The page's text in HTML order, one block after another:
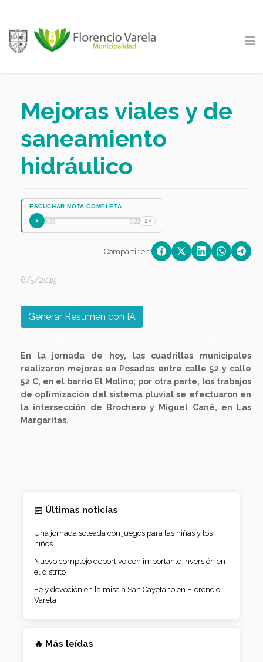
Mejoras viales y de
saneamiento
hidráulico
ESCUCHAR NOTA COMPLETA
0:00 0:22 1×
Compartir en:
6/5/2019
Generar Resumen con IA
En la jornada de hoy, las cuadrillas municipales
realizaron mejoras en Posadas entre calle 52 y calle
52 C, en el barrio El Molino; por otra parte, los trabajos
de optimización del sistema pluvial se efectuaron en
la intersección de Brochero y Miguel Cané, en Las
Margaritas.
Últimas noticias
Una jornada soleada con juegos para las niñas y los
niños
Nuevo complejo deportivo con importante inversión en
el distrito
Fe y devoción en la misa a San Cayetano en Florencio
Varela
🔥 Más leídas